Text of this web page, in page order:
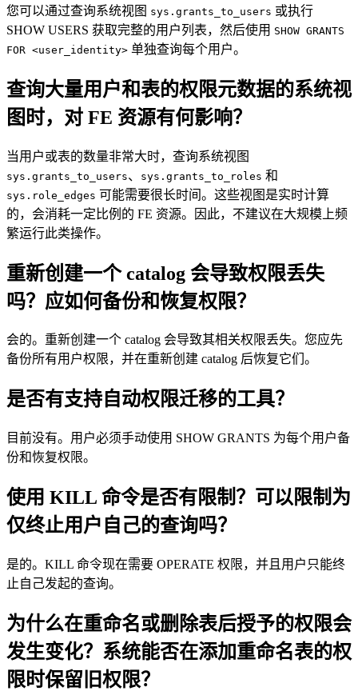
您可以通过查询系统视图 sys.grants_to_users 或执行
SHOW USERS 获取完整的用户列表，然后使用 SHOW GRANTS
FOR <user_identity> 单独查询每个用户。
查询大量用户和表的权限元数据的系统视
图时，对 FE 资源有何影响？
当用户或表的数量非常大时，查询系统视图
sys.grants_to_users、 sys.grants_to_roles 和
sys.role_edges 可能需要很长时间。这些视图是实时计算
的，会消耗一定比例的 FE 资源。因此，不建议在大规模上频
繁运行此类操作。
重新创建一个 catalog 会导致权限丢失
吗？应如何备份和恢复权限？
会的。重新创建一个 catalog 会导致其相关权限丢失。您应先
备份所有用户权限，并在重新创建 catalog 后恢复它们。
是否有支持自动权限迁移的工具？
目前没有。用户必须手动使用 SHOW GRANTS 为每个用户备
份和恢复权限。
使用 KILL 命令是否有限制？可以限制为
仅终止用户自己的查询吗？
是的。KILL 命令现在需要 OPERATE 权限，并且用户只能终
止自己发起的查询。
为什么在重命名或删除表后授予的权限会
发生变化？系统能否在添加重命名表的权
限时保留旧权限？